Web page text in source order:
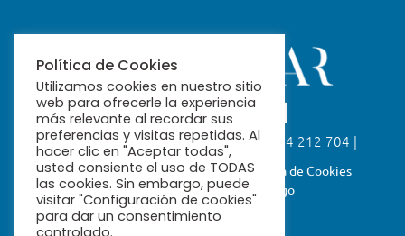
Calle Fabiola, 26. 41004 Sevilla | 954 212 704 |
ribamar@ribamar.org
Aviso LegalPolítica de PrivacidadPolítica de Cookies
Términos y Condiciones de Pago
Política de Cookies
Utilizamos cookies en nuestro sitio
web para ofrecerle la experiencia
más relevante al recordar sus
preferencias y visitas repetidas. Al
hacer clic en "Aceptar todas",
usted consiente el uso de TODAS
las cookies. Sin embargo, puede
visitar "Configuración de cookies"
para dar un consentimiento
controlado.